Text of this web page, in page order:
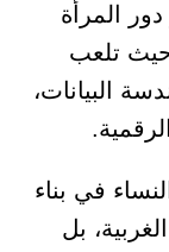
المرأة
حيث تلعب
البيانات،
في بناء
بل